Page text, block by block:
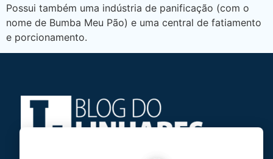
Possui também uma indústria de panificação (com o
nome de Bumba Meu Pão) e uma central de fatiamento
e porcionamento.